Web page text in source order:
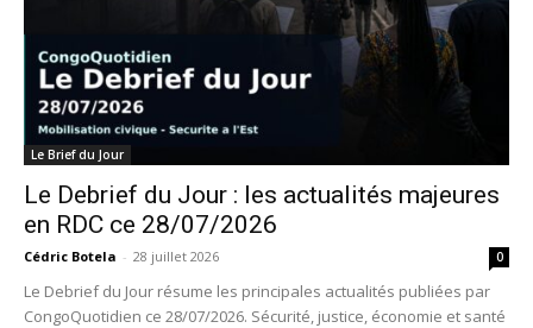
Le Brief du Jour
Le Debrief du Jour : les actualités majeures
en RDC ce 28/07/2026
Cédric Botela - 28 juillet 2026 0
Le Debrief du Jour résume les principales actualités publiées par
CongoQuotidien ce 28/07/2026. Sécurité, justice, économie et santé